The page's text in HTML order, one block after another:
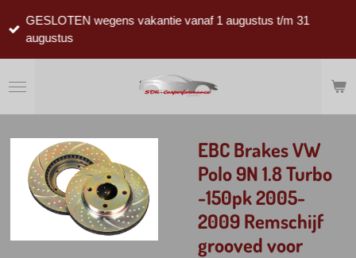
direct
hoofdinhoud
GESLOTEN wegens vakantie vanaf 1 augustus t/m 31
augustus
EBC Brakes VW
Polo 9N 1.8 Turbo
-150pk 2005-
2009 Remschijf
grooved voor